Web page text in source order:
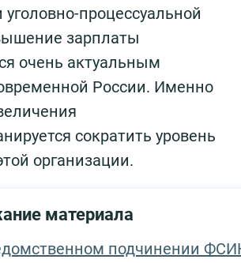
уголовно-процессуальной
зарплаты
очень актуальным
России. Именно
сократить уровень
организации.
материала
подчинении